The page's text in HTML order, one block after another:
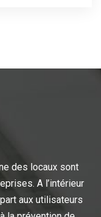
des locaux sont
A l’intérieur
aux utilisateurs